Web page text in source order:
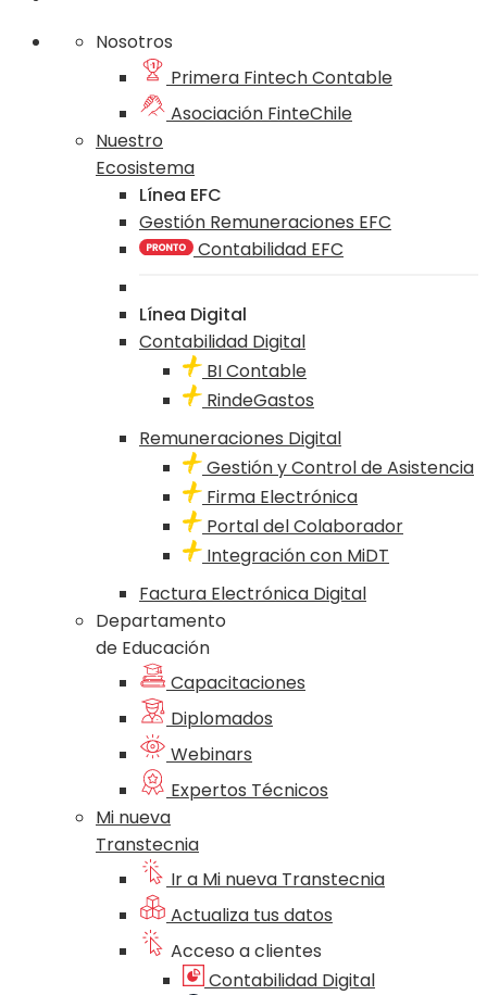
Nosotros
Primera Fintech Contable
Asociación FinteChile
Nuestro
Ecosistema
Línea EFC
Gestión Remuneraciones EFC
Contabilidad EFC
Línea Digital
Contabilidad Digital
BI Contable
RindeGastos
Remuneraciones Digital
Gestión y Control de Asistencia
Firma Electrónica
Portal del Colaborador
Integración con MiDT
Factura Electrónica Digital
Departamento
de Educación
Capacitaciones
Diplomados
Webinars
Expertos Técnicos
Mi nueva
Transtecnia
Ir a Mi nueva Transtecnia
Actualiza tus datos
Acceso a clientes
Contabilidad Digital